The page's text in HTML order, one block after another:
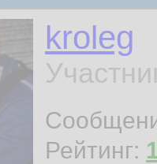
kroleg
Рейтинг: